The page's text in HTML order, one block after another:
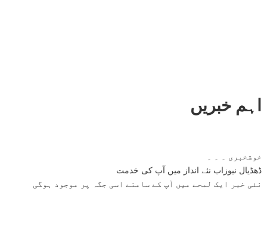
اہم خبریں
ڈھڈیال نیوزاب نئے انداز میں آپ کی خدمت
نئی خبر ایک لمحے میں آپ کے سامنے اسی جگہ پر موجود ہوگی